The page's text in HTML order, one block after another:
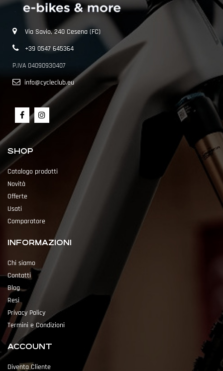
Via Savio, 240 Cesena (FC)
+39 0547 645364
P.IVA 04090930407
info@cycleclub.eu
SHOP
Catalogo prodotti
Novità
Offerte
Usati
Comparatore
INFORMAZIONI
Chi siamo
Contatti
Blog
Resi
Privacy Policy
Termini e Condizioni
ACCOUNT
Diventa Cliente